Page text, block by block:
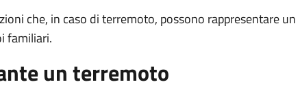
che, in caso di terremoto, possono rappresentare un
familiari.
un terremoto